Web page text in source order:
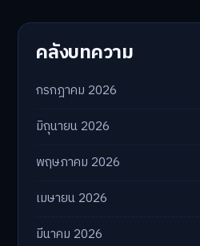
คลังบทความ
กรกฎาคม 2026
มิถุนายน 2026
พฤษภาคม 2026
เมษายน 2026
มีนาคม 2026